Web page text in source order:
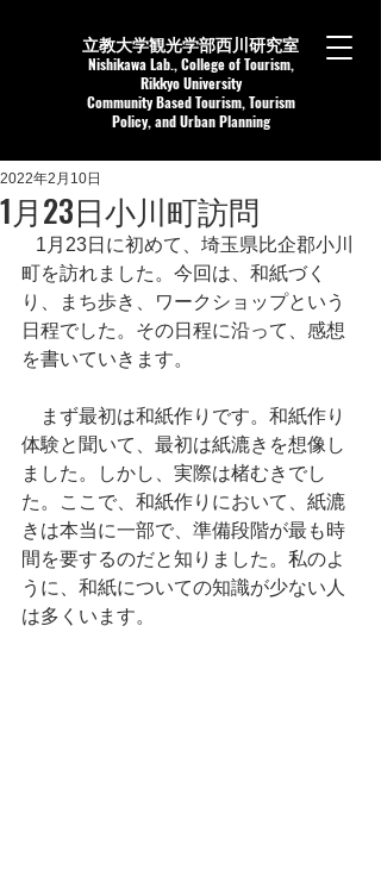
立教大学観光学部西川研究室
Nishikawa Lab.,College of Tourism,
Rikkyo University
Community Based Tourism, Tourism
Policy, and Urban Planning
1月23日小川町訪問
2022年2月10日
町を訪れました。今回は、和紙づく
り、まち歩き、ワークショップという
日程でした。その日程に沿って、感想
を書いていきます。
まず最初は和紙作りです。和紙作り
体験と聞いて、最初は紙漉きを想像し
ました。しかし、実際は楮むきでし
た。ここで、和紙作りにおいて、紙漉
きは本当に一部で、準備段階が最も時
間を要するのだと知りました。私のよ
うに、和紙についての知識が少ない人
は多くいます。